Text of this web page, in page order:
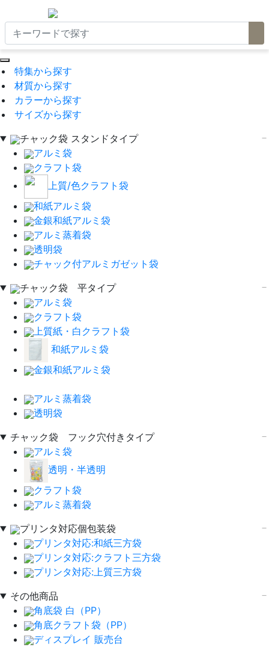
特集から探す
材質から探す
カラーから探す
サイズから探す
チャック袋 スタンドタイプ
アルミ袋
クラフト袋
上質/色クラフト袋
和紙アルミ袋
金銀和紙アルミ袋
アルミ蒸着袋
透明袋
チャック付アルミガゼット袋
チャック袋 平タイプ
アルミ袋
クラフト袋
上質紙・白クラフト袋
和紙アルミ袋
金銀和紙アルミ袋
アルミ蒸着袋
透明袋
チャック袋 フック穴付きタイプ
アルミ袋
透明・半透明
クラフト袋
アルミ蒸着袋
プリンタ対応個包装袋
プリンタ対応:和紙三方袋
プリンタ対応:クラフト三方袋
プリンタ対応:上質三方袋
その他商品
角底袋 白（PP）
角底クラフト袋（PP）
ディスプレイ 販売台